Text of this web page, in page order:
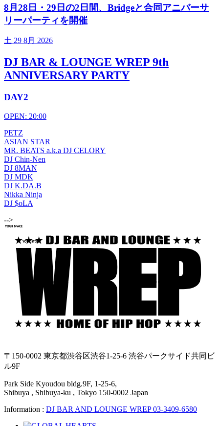
8月28日・29日の2日間、Bridgeと合同アニバーサ
リーパーティを開催
土 29 8月 2026
DJ BAR & LOUNGE WREP 9th
ANNIVERSARY PARTY
DAY2
OPEN: 20:00
PETZ
ASIAN STAR
MR. BEATS a.k.a DJ CELORY
DJ Chin-Nen
DJ 8MAN
DJ MDK
DJ K.DA.B
Nikka Ninja
DJ $oLA
-->
〒150-0002 東京都渋谷区渋谷1-25-6 渋谷パークサイド共同ビ
ル9F
Park Side Kyoudou bldg.9F, 1-25-6,
Shibuya , Shibuya-ku , Tokyo 150-0002 Japan
Information : DJ BAR AND LOUNGE WREP 03-3409-6580